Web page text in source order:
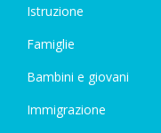
Istruzione
Famiglie
Bambini e giovani
Immigrazione